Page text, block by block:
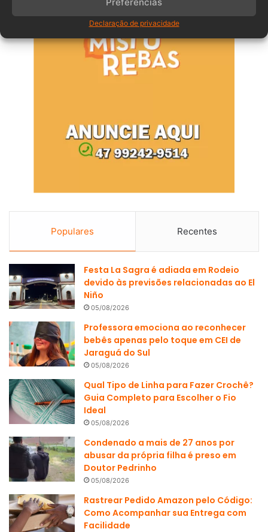
Declaração de privacidade
Populares Recentes
Festa La Sagra é adiada em Rodeio
devido às previsões relacionadas ao El
Niño
05/08/2026
Professora emociona ao reconhecer
bebês apenas pelo toque em CEI de
Jaraguá do Sul
05/08/2026
Qual Tipo de Linha para Fazer Crochê?
Guia Completo para Escolher o Fio
Ideal
05/08/2026
Condenado a mais de 27 anos por
abusar da própria filha é preso em
Doutor Pedrinho
05/08/2026
Rastrear Pedido Amazon pelo Código:
Como Acompanhar sua Entrega com
Facilidade